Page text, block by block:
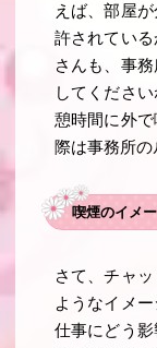
えば、部屋
許されてい
さんも、事
してくださ
憩時間に外
際は事務所の
喫煙のイメ
さて、チャ
ようなイメ
仕事にどう影